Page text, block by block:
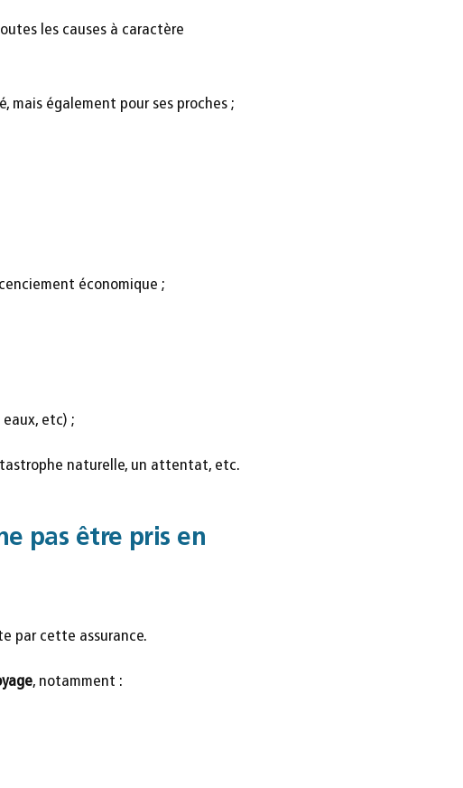
les causes à caractère
mais également pour ses proches ;
économique ;
etc) ;
naturelle, un attentat, etc.
pas être pris en
par cette assurance.
, notamment :